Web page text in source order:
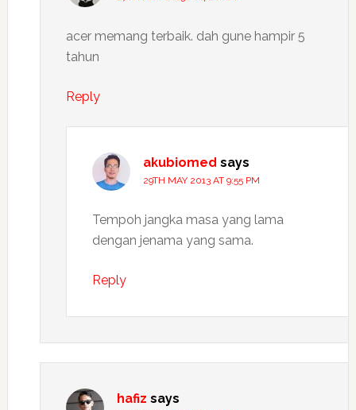
acer memang terbaik. dah gune hampir 5
tahun
Reply
akubiomed says
29TH MAY 2013 AT 9:55 PM
Tempoh jangka masa yang lama
dengan jenama yang sama.
Reply
hafiz says